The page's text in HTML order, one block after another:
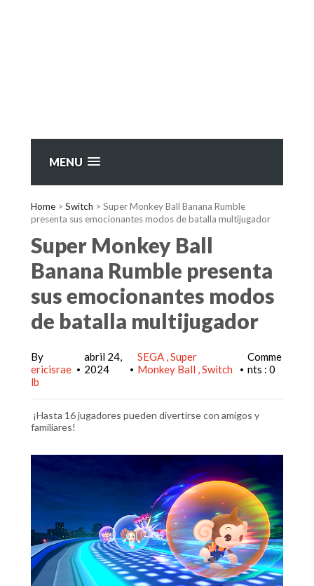
MENU
Home > Switch > Super Monkey Ball Banana Rumble
presenta sus emocionantes modos de batalla multijugador
Super Monkey Ball
Banana Rumble presenta
sus emocionantes modos
de batalla multijugador
By
ericisrae
lb
•
abril 24,
2024
•
SEGA Super
Monkey Ball Switch •
Comme
nts : 0
¡Hasta 16 jugadores pueden divertirse con amigos y
familiares!